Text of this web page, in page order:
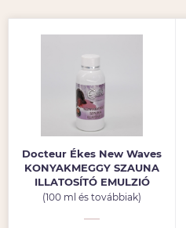
Docteur Ékes New Waves
KONYAKMEGGY SZAUNA
ILLATOSÍTÓ EMULZIÓ
(100 ml és továbbiak)